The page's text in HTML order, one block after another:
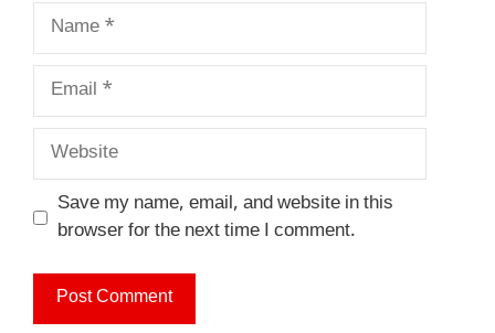
Name
Email
Website
Save my name, email, and website in this
browser for the next time I comment.